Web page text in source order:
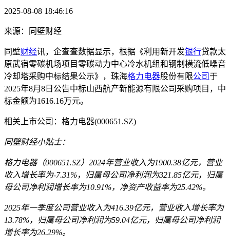
2025-08-08 18:46:16
来源：同壁财经
同壁财经讯，企查查数据显示，根据《利用新开发银行贷款太
原武宿零碳机场项目零碳动力中心冷水机组和钢制横流低噪音
冷却塔采购中标结果公示》，珠海格力电器股份有限公司于
2025年8月8日公告中标山西航产新能源有限公司采购项目，中
标金额为1616.16万元。
相关上市公司：格力电器(000651.SZ)
同壁财经小贴士：
格力电器（000651.SZ）2024年营业收入为1900.38亿元，营业
收入增长率为-7.31%，归属母公司净利润为321.85亿元，归属
母公司净利润增长率为10.91%，净资产收益率为25.42%。
2025年一季度公司营业收入为416.39亿元，营业收入增长率为
13.78%，归属母公司净利润为59.04亿元，归属母公司净利润
增长率为26.29%。